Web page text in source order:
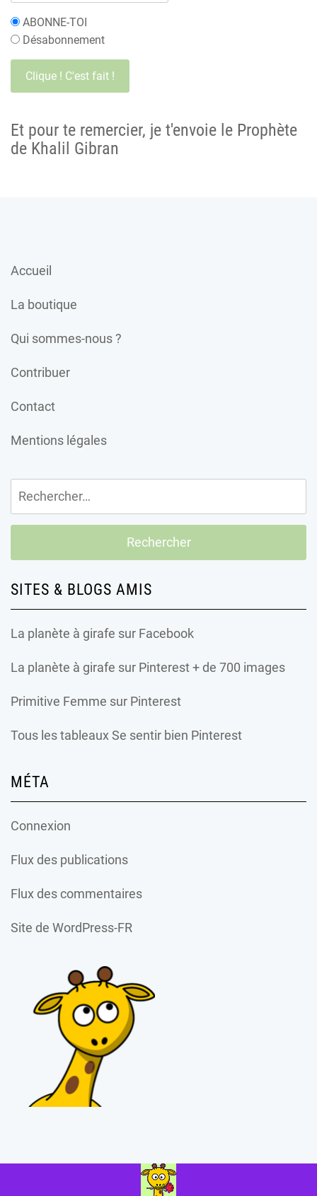
ABONNE-TOI
Désabonnement
Et pour te remercier, je t'envoie le Prophète
de Khalil Gibran
Accueil
La boutique
Qui sommes-nous ?
Contribuer
Contact
Mentions légales
Rechercher :
SITES & BLOGS AMIS
La planète à girafe sur Facebook
La planète à girafe sur Pinterest + de 700 images
Primitive Femme sur Pinterest
Tous les tableaux Se sentir bien Pinterest
MÉTA
Connexion
Flux des publications
Flux des commentaires
Site de WordPress-FR